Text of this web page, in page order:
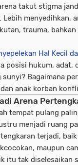
takut stigma
menyedihkan,
trauma,
Hal Kecil
posisi hukum, adat,
Bagaimana
anak korban
Arena
tempat pulang
menjadi ruang
terjadi,
maupun
itu tak diselesaikan